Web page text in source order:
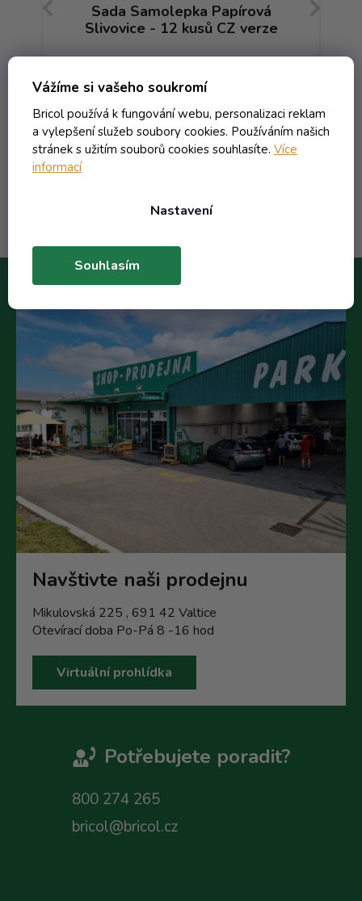
Vážíme si vašeho soukromí
Bricol používá k fungování webu, personalizaci reklam
a vylepšení služeb soubory cookies. Používáním našich
stránek s užitím souborů cookies souhlasíte. Více
informací
Nastavení
Souhlasím
Sada Samolepka Papírová
Slivovice - 12 kusů CZ verze
26,58 Kč včetně DPH
21,97 Kč/ ks
Navštivte naši prodejnu
Mikulovská 225 , 691 42 Valtice
Otevírací doba Po-Pá 8 -16 hod
Virtuální prohlídka
Potřebujete poradit?
800 274 265
bricol@bricol.cz